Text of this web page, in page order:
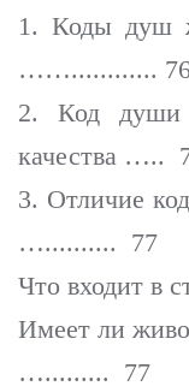
1. Коды душ
……............
2. Код души
качества …..
3. Отличие
….......... 77
Что входит в
Имеет ли
…......... 77